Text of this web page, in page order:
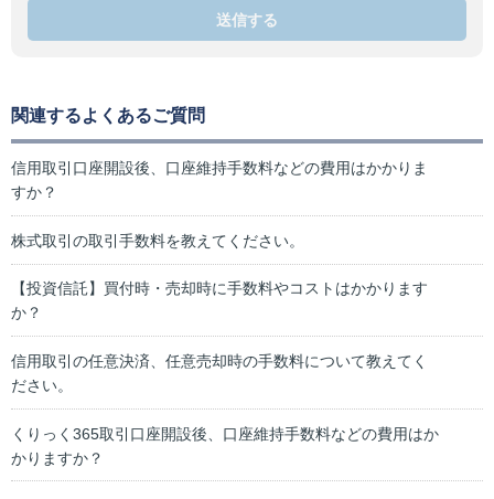
送信する
関連するよくあるご質問
信用取引口座開設後、口座維持手数料などの費用はかかりま
すか？
株式取引の取引手数料を教えてください。
【投資信託】買付時・売却時に手数料やコストはかかります
か？
信用取引の任意決済、任意売却時の手数料について教えてく
ださい。
くりっく365取引口座開設後、口座維持手数料などの費用はか
かりますか？